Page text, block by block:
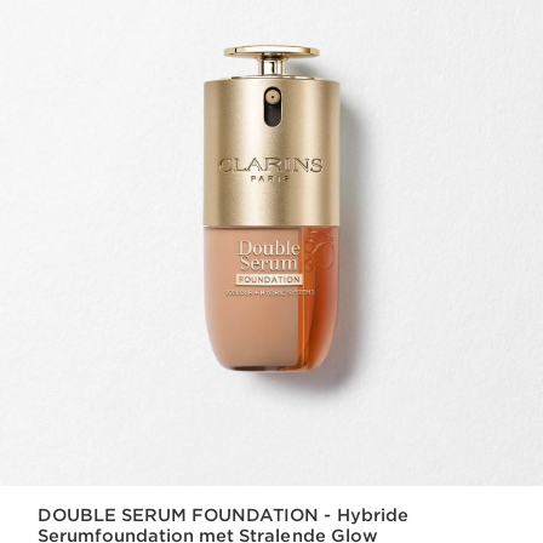
DOUBLE SERUM FOUNDATION - Hybride
Serumfoundation met Stralende Glow